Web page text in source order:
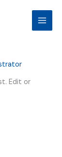
Edit or